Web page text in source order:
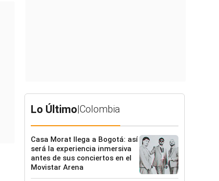
Lo Último|Colombia
Casa Morat llega a Bogotá: así
será la experiencia inmersiva
antes de sus conciertos en el
Movistar Arena